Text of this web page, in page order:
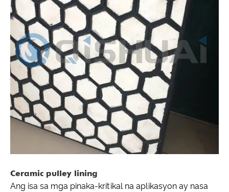
Ceramic pulley lining
Ang isa sa mga pinaka-kritikal na aplikasyon ay nasa